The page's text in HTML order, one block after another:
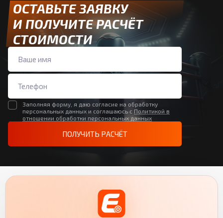
ОСТАВЬТЕ ЗАЯВКУ
И ПОЛУЧИТЕ РАСЧЁТ
СТОИМОСТИ
Заполняя форму, я даю согласие на обработку
персональных данных и соглашаюсь с Политикой в
отношении обработки персональных данных
ПОЛУЧИТЬ РАСЧЁТ